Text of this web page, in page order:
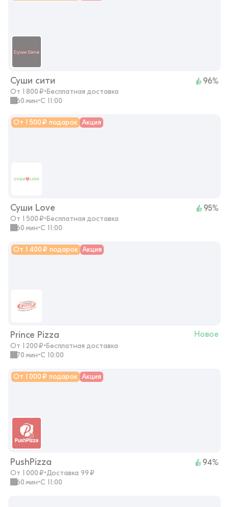
Суши сити 96%
От 1 800 ₽•Бесплатная доставка
60 мин• с 11:00
От 1 500 ₽ подарок Акция
Суши Love 95%
От 1 500 ₽•Бесплатная доставка
60 мин• с 11:00
От 1 400 ₽ подарок Акция
Prince Pizza Новое
От 1 200 ₽•Бесплатная доставка
70 мин• с 10:00
От 1 000 ₽ подарок Акция
PushPizza 94%
От 1 000 ₽•Доставка 99 ₽
60 мин• с 11:00